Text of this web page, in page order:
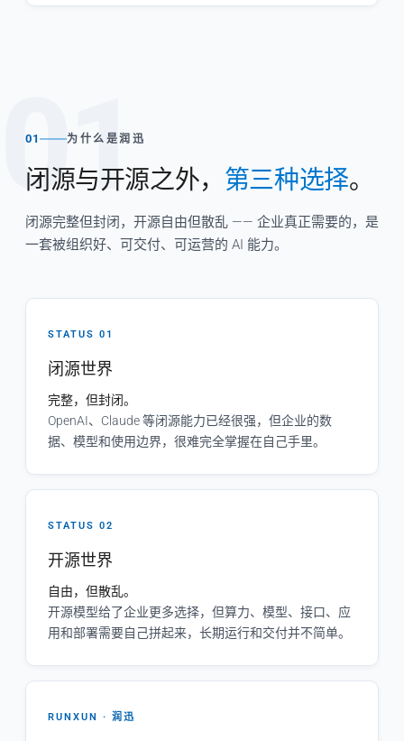
01
01 为什么是润迅
闭源与开源之外， 第三种选择。
闭源完整但封闭，开源自由但散乱 —— 企业真正需要的，是
一套被组织好、可交付、可运营的 AI 能力。
STATUS 01
闭源世界
完整，但封闭。
OpenAI、Claude 等闭源能力已经很强，但企业的数
据、模型和使用边界，很难完全掌握在自己手里。
STATUS 02
开源世界
自由，但散乱。
开源模型给了企业更多选择，但算力、模型、接口、应
用和部署需要自己拼起来，长期运行和交付并不简单。
RUNXUN · 润迅